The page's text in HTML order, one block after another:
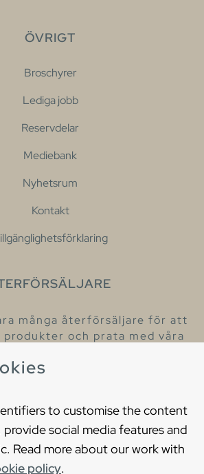
to customise the content
provide social media features and
Read more about our work with
policy.
ÖVRIGT
Broschyrer
Lediga jobb
Reservdelar
Mediebank
Nyhetsrum
Kontakt
många återförsäljare för att
produkter och prata med våra